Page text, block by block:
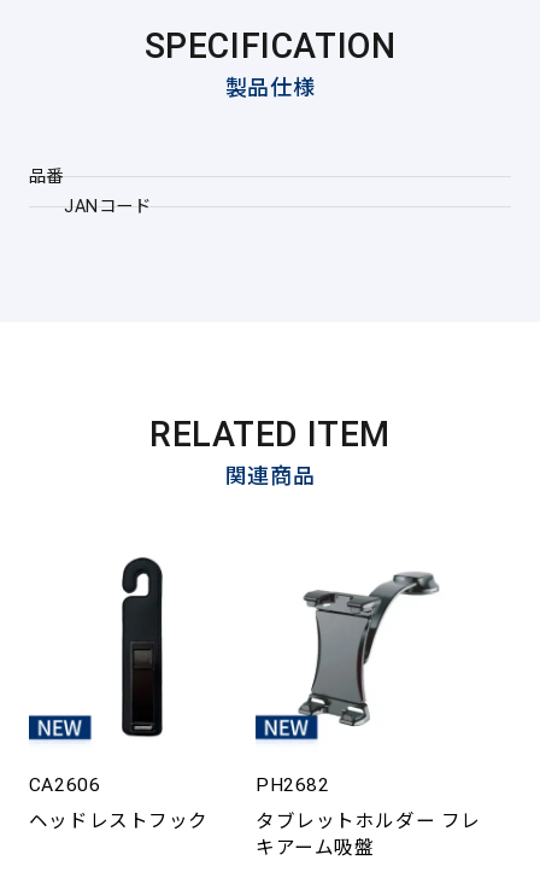
SPECIFICATION
製品仕様
品番
JANコード
RELATED ITEM
関連商品
CA2606
ヘッドレストフック
PH2682
タブレットホルダー フレ
キアーム吸盤